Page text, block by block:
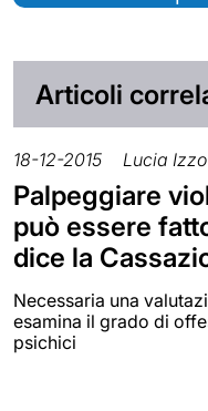
Articoli
18-12-2015 Lucia Izzo
Palpeggiare
può essere
dice la
Necessaria una
esamina il grado di
psichici